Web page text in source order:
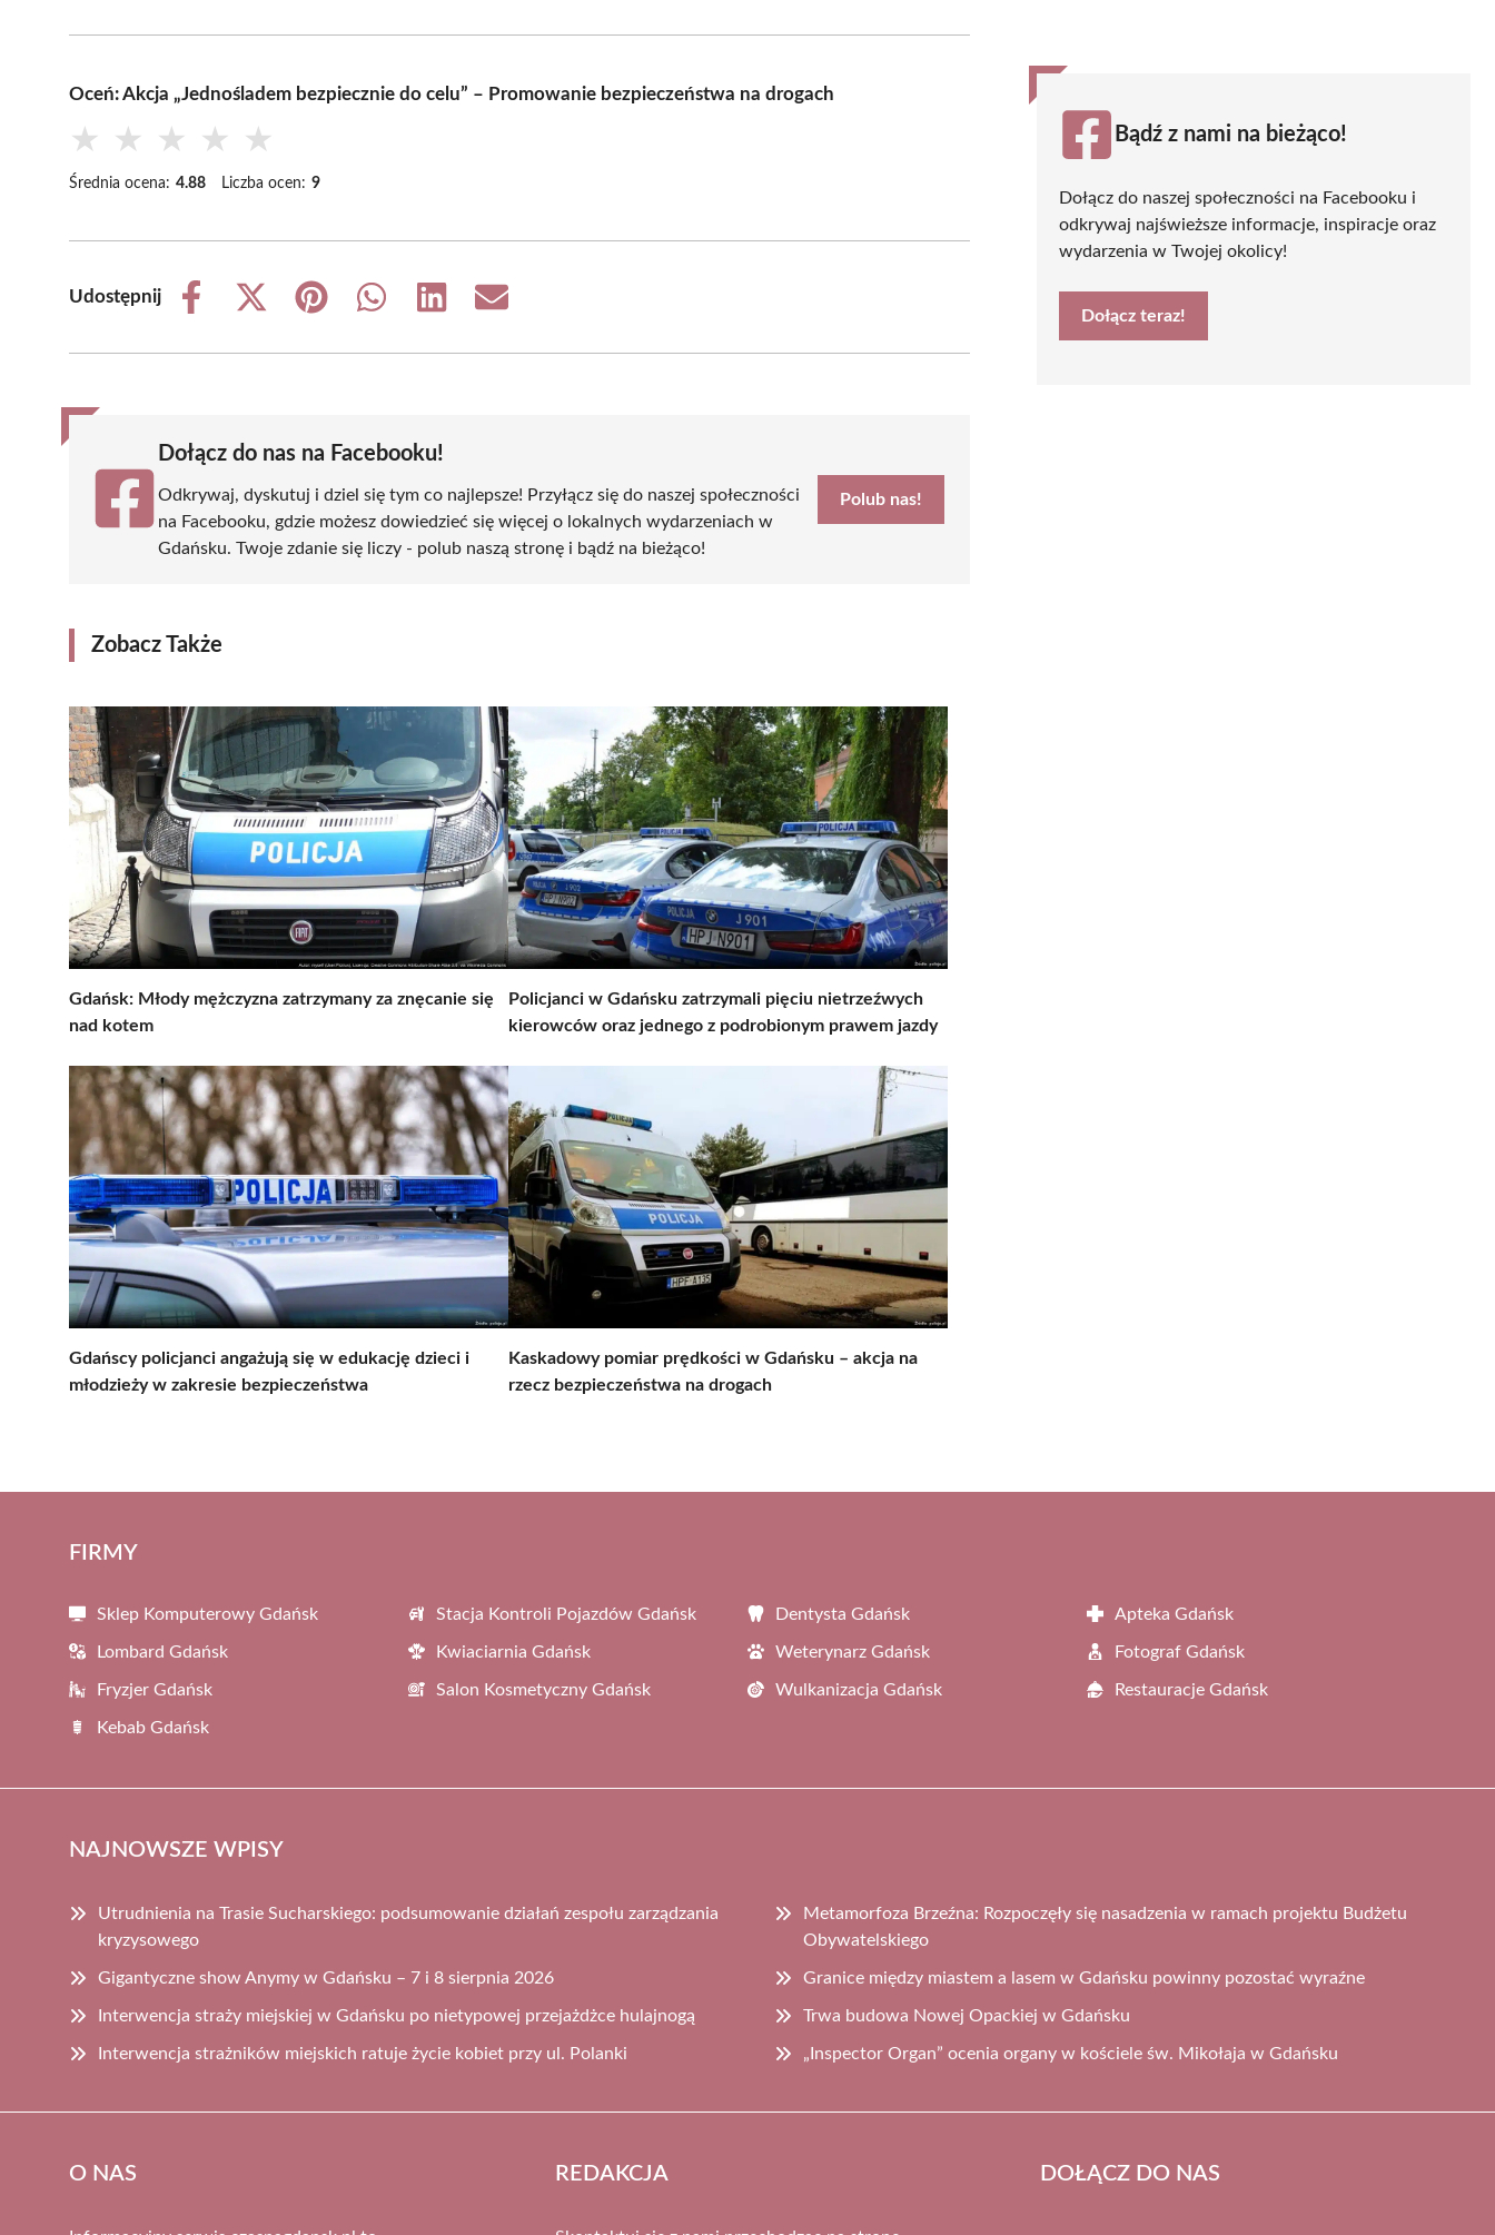
Oceń: Akcja „Jednośladem bezpiecznie do celu” – Promowanie bezpieczeństwa na drogach
★ ★ ★ ★ ★
Średnia ocena: 4.88 Liczba ocen: 9
Udostępnij
Share
Share
(Twitter)
Share
Share
Share
Share
Dołącz do nas na Facebooku!
Odkrywaj, dyskutuj i dziel się tym co najlepsze! Przyłącz się do naszej społeczności
na Facebooku, gdzie możesz dowiedzieć się więcej o lokalnych wydarzeniach w
Gdańsku. Twoje zdanie się liczy - polub naszą stronę i bądź na bieżąco!
Polub nas!
Zobacz Także
Gdańsk: Młody mężczyzna zatrzymany za znęcanie się
nad kotem
Policjanci w Gdańsku zatrzymali pięciu nietrzeźwych
kierowców oraz jednego z podrobionym prawem jazdy
Gdańscy policjanci angażują się w edukację dzieci i
młodzieży w zakresie bezpieczeństwa
Kaskadowy pomiar prędkości w Gdańsku – akcja na
rzecz bezpieczeństwa na drogach
Bądź z nami na bieżąco!
Dołącz do naszej społeczności na Facebooku i
odkrywaj najświeższe informacje, inspiracje oraz
wydarzenia w Twojej okolicy!
Dołącz teraz!
FIRMY
Sklep Komputerowy Gdańsk Stacja Kontroli Pojazdów Gdańsk Dentysta Gdańsk Apteka Gdańsk
Lombard Gdańsk Kwiaciarnia Gdańsk Weterynarz Gdańsk Fotograf Gdańsk
Fryzjer Gdańsk Salon Kosmetyczny Gdańsk Wulkanizacja Gdańsk Restauracje Gdańsk
Kebab Gdańsk
NAJNOWSZE WPISY
Utrudnienia na Trasie Sucharskiego: podsumowanie działań zespołu zarządzania
kryzysowego
Metamorfoza Brzeźna: Rozpoczęły się nasadzenia w ramach projektu Budżetu
Obywatelskiego
Gigantyczne show Anymy w Gdańsku – 7 i 8 sierpnia 2026 Granice między miastem a lasem w Gdańsku powinny pozostać wyraźne
Interwencja straży miejskiej w Gdańsku po nietypowej przejażdżce hulajnogą Trwa budowa Nowej Opackiej w Gdańsku
Interwencja strażników miejskich ratuje życie kobiet przy ul. Polanki „Inspector Organ” ocenia organy w kościele św. Mikołaja w Gdańsku
O NAS REDAKCJA DOŁĄCZ DO NAS